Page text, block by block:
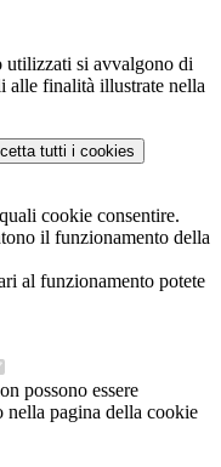
utilizzati si avvalgono di
alle finalità illustrate nella
tutti i cookies
cookie consentire.
il funzionamento della
al funzionamento potete
possono essere
nella pagina della cookie